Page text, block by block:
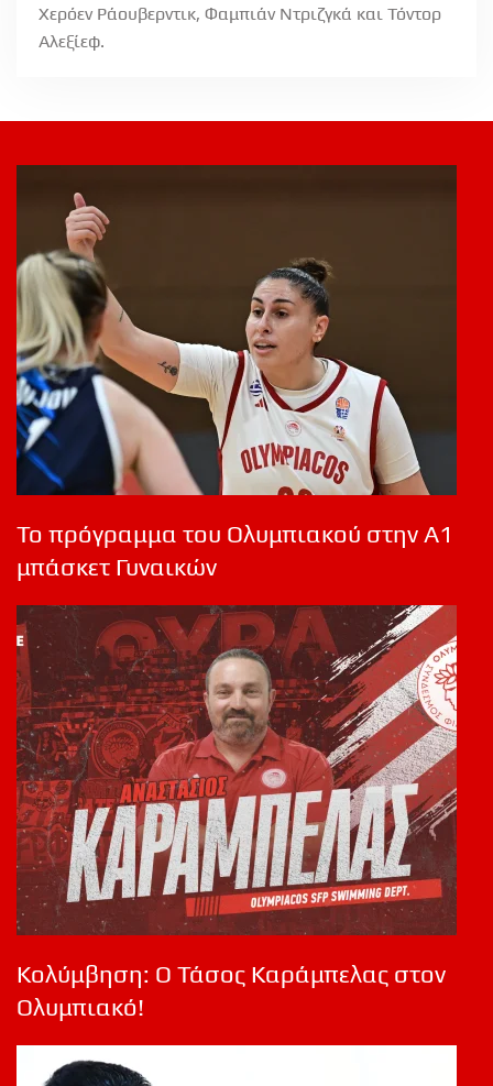
Χερόεν Ράουβερντικ, Φαμπιάν Ντριζγκά και Τόντορ
Αλεξίεφ.
Το πρόγραμμα του Ολυμπιακού στην Α1
μπάσκετ Γυναικών
Κολύμβηση: Ο Τάσος Καράμπελας στον
Ολυμπιακό!